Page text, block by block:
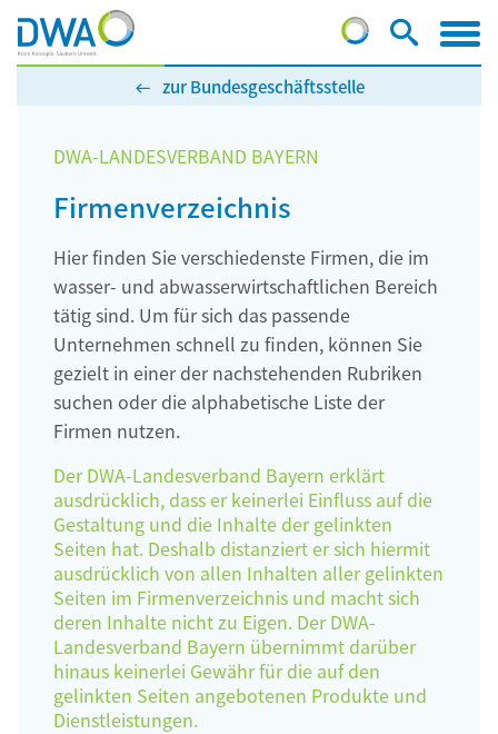
zur Bundesgeschäftsstelle
DWA-LANDESVERBAND BAYERN
Firmenverzeichnis
Hier finden Sie verschiedenste Firmen, die im
wasser- und abwasserwirtschaftlichen Bereich
tätig sind. Um für sich das passende
Unternehmen schnell zu finden, können Sie
gezielt in einer der nachstehenden Rubriken
suchen oder die alphabetische Liste der
Firmen nutzen.
Der DWA-Landesverband Bayern erklärt
ausdrücklich, dass er keinerlei Einfluss auf die
Gestaltung und die Inhalte der gelinkten
Seiten hat. Deshalb distanziert er sich hiermit
ausdrücklich von allen Inhalten aller gelinkten
Seiten im Firmenverzeichnis und macht sich
deren Inhalte nicht zu Eigen. Der DWA-
Landesverband Bayern übernimmt darüber
hinaus keinerlei Gewähr für die auf den
gelinkten Seiten angebotenen Produkte und
Dienstleistungen.